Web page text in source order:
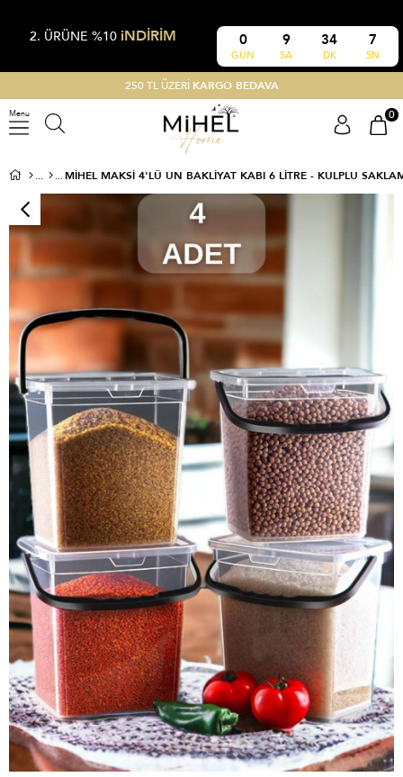
2. ÜRÜNE %10 iNDİRİM 0
GÜN
9
SA
34
DK
7
SN
250 TL ÜZERİ KARGO BEDAVA
Menu 0